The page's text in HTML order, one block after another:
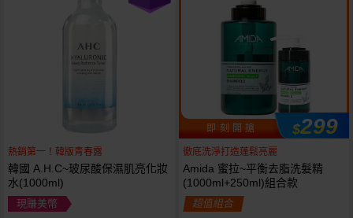
熱銷第一！韓版青春露
韓國 A.H.C~玻尿酸保濕肌亮化妝
水(1000ml)
現賺美幣
即 刻 開 搶 $299
徹底洗淨打造蓬鬆亮麗
Amida 蜜拉~平衡去脂洗髮精
(1000ml+250ml)組合款
超值組合